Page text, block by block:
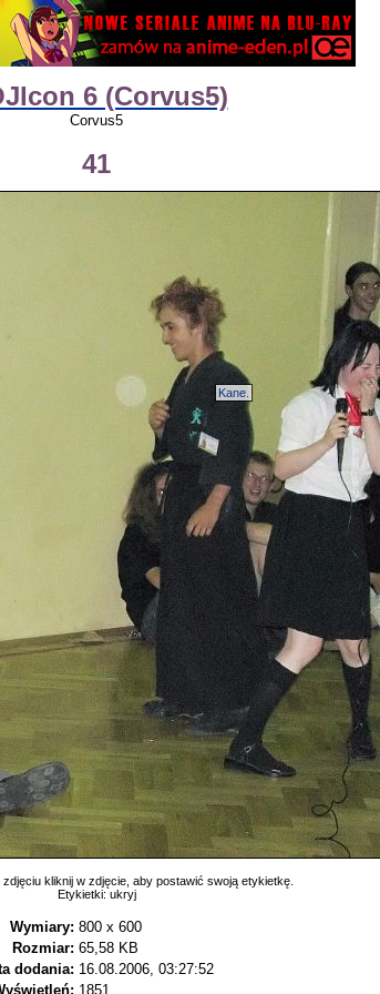
6 (Corvus5)
Corvus5
41
Kane.
kliknij w zdjęcie, aby postawić swoją etykietkę.
Etykietki: ukryj
Wymiary: 800 x 600
Rozmiar: 65,58 KB
dodania: 16.08.2006, 03:27:52
1851